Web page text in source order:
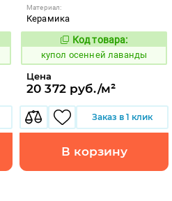
Материал:
Керамика
852166
Код товара:
купол осенней лаванды
Цена
20 372 руб./м²
Заказ в 1 клик
В корзину